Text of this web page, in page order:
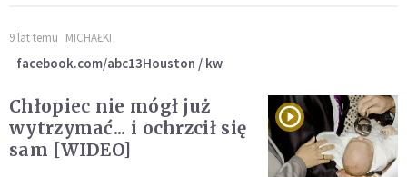
9 lat temu MICHAŁKI
facebook.com/abc13Houston / kw
Chłopiec nie mógł już
wytrzymać... i ochrzcił się
sam [WIDEO]